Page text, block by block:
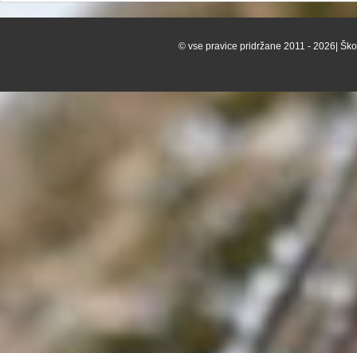
© vse pravice pridržane 2011 - 2026|